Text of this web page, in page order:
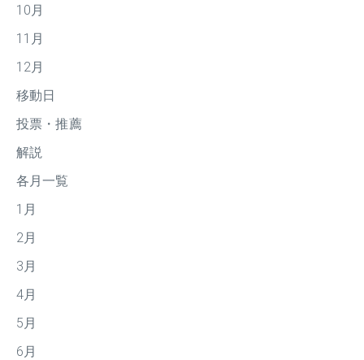
10月
11月
12月
移動日
投票・推薦
解説
各月一覧
1月
2月
3月
4月
5月
6月